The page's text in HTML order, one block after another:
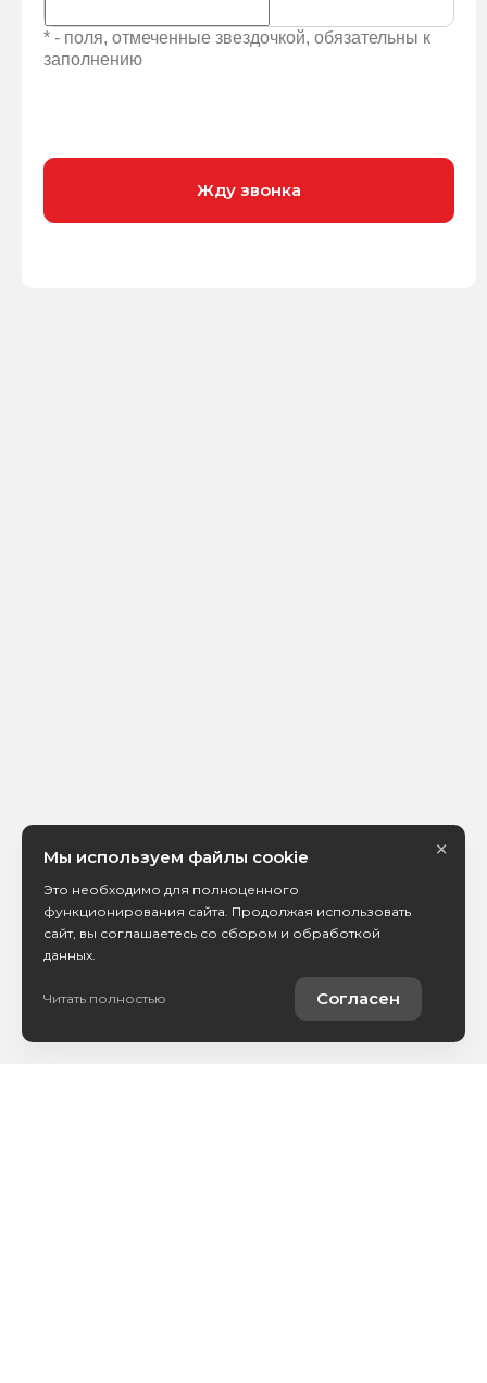
* - поля, отмеченные звездочкой, обязательны к
заполнению
Жду звонка
Мы используем файлы cookie
Это необходимо для полноценного
функционирования сайта. Продолжая использовать
сайт, вы соглашаетесь со сбором и обработкой
данных.
Читать полностью Согласен
×